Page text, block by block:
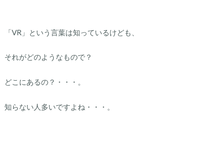
「VR」という言葉は知っているけども、
それがどのようなもので？
どこにあるの？・・・。
知らない人多いですよね・・・。